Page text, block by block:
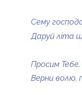
Сему
Даруй літа
Просим Тебе,
Верни волю,